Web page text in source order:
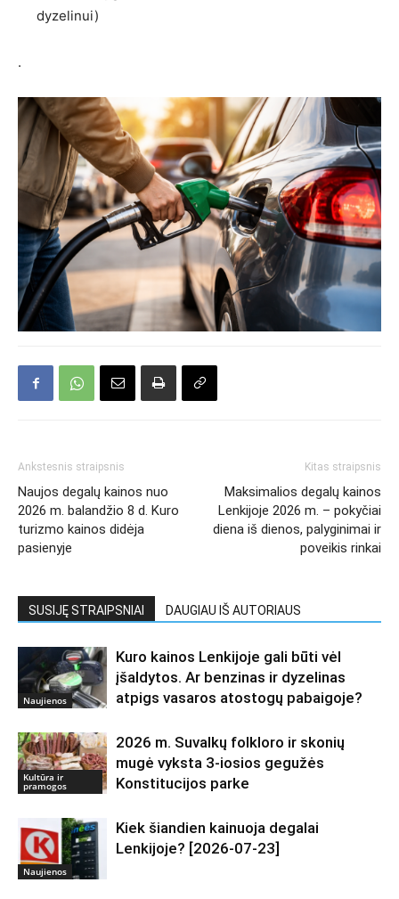
dyzelinui)
.
Ankstesnis straipsnis
Naujos degalų kainos nuo
2026 m. balandžio 8 d. Kuro
turizmo kainos didėja
pasienyje
Kitas straipsnis
Maksimalios degalų kainos
Lenkijoje 2026 m. – pokyčiai
diena iš dienos, palyginimai ir
poveikis rinkai
SUSIJĘ STRAIPSNIAI DAUGIAU IŠ AUTORIAUS
Naujienos
Kuro kainos Lenkijoje gali būti vėl
įšaldytos. Ar benzinas ir dyzelinas
atpigs vasaros atostogų pabaigoje?
Kultūra ir
pramogos
2026 m. Suvalkų folkloro ir skonių
mugė vyksta 3-iosios gegužės
Konstitucijos parke
Naujienos
Kiek šiandien kainuoja degalai
Lenkijoje? [2026-07-23]